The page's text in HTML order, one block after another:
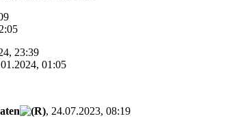
23:39
01:05
, 24.07.2023, 08:19